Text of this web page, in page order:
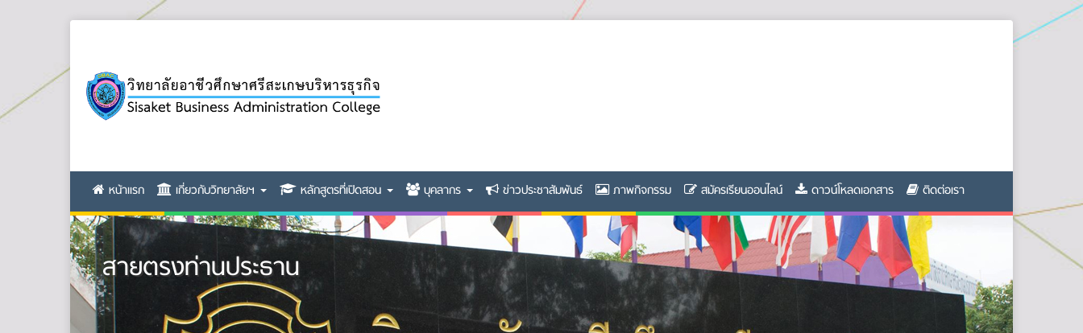
หน้าแรก เกี่ยวกับวิทยาลัยฯ หลักสูตรที่เปิดสอน บุคลากร ข่าวประชาสัมพันธ์ ภาพกิจกรรม สมัครเรียนออนไลน์ ดาวน์โหลดเอกสาร ติดต่อเรา
สายตรงท่านประธาน